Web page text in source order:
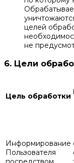
целей
не
6. Цели
Цель обработки
Информирование
Пользователя